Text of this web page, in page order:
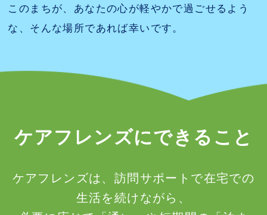
このまちが、あなたの心が軽やかで過ごせるよう
な、そんな場所であれば幸いです。
ケアフレンズにできること
ケアフレンズは、訪問サポートで在宅での
生活を続けながら、